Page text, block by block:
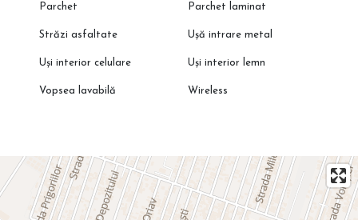
Parchet Parchet laminat
Străzi asfaltate Ușă intrare metal
Uși interior celulare Uși interior lemn
Vopsea lavabilă Wireless